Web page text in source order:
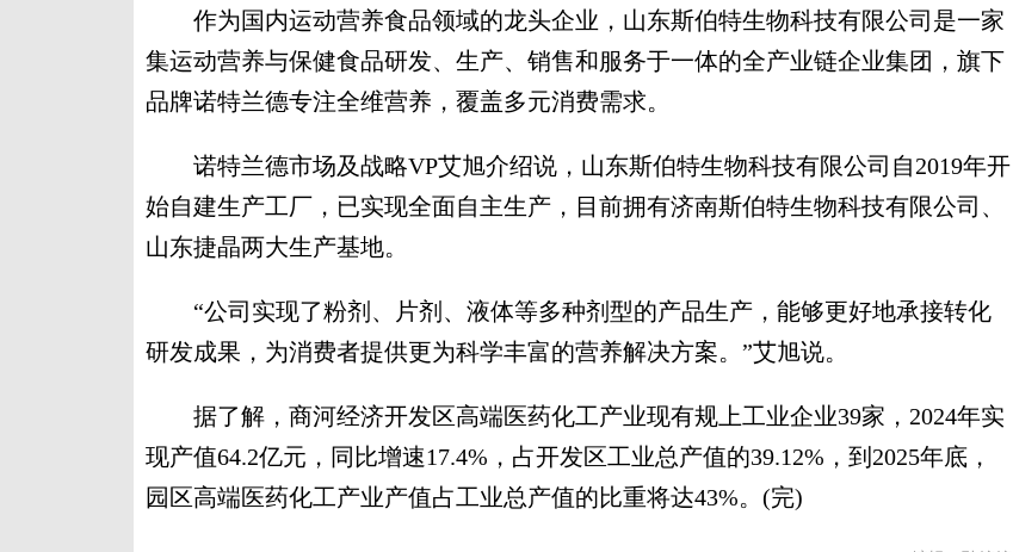
作为国内运动营养食品领域的龙头企业，山东斯伯特生物科技有限公司是一家
集运动营养与保健食品研发、生产、销售和服务于一体的全产业链企业集团，旗下
品牌诺特兰德专注全维营养，覆盖多元消费需求。
诺特兰德市场及战略VP艾旭介绍说，山东斯伯特生物科技有限公司自2019年开
始自建生产工厂，已实现全面自主生产，目前拥有济南斯伯特生物科技有限公司、
山东捷晶两大生产基地。
“公司实现了粉剂、片剂、液体等多种剂型的产品生产，能够更好地承接转化
研发成果，为消费者提供更为科学丰富的营养解决方案。”艾旭说。
据了解，商河经济开发区高端医药化工产业现有规上工业企业39家，2024年实
现产值64.2亿元，同比增速17.4%，占开发区工业总产值的39.12%，到2025年底，
园区高端医药化工产业产值占工业总产值的比重将达43%。(完)